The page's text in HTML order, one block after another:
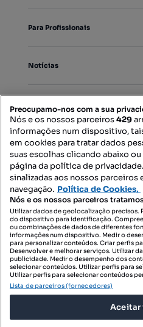
Para Profissionais
Notícias
Mapa do Site
Contacte-nos
SIGA-
Preocupamo-nos com a sua
Nós e os nossos parceiros429
informações num dispositivo,
em cookies para tratar dados
suas escolhas clicando abaixo
página da política de
sinalizadas aos nossos parceiros
navegação. Política de Cookies,
Nós e os nossos parceiros
Utilizar dados de geolocalização precisos.
do dispositivo para identificação.
ou combinações de dados de diferentes
informações num dispositivo. Medir o
para personalizar conteúdos. Criar perfis
Desenvolver e melhorar serviços. Utilizar
publicidade. Medir o desempenho dos
selecionar conteúdos. Utilizar perfis para
Utilizar perfis para selecionar conteúdos
Lista de parceiros (fornecedores)
Aceitar